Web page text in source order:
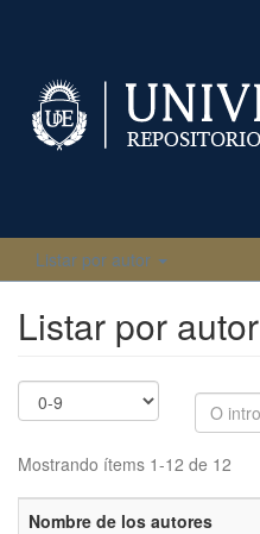
Listar por autor
Listar por autor
Mostrando ítems 1-12 de 12
Nombre de los autores